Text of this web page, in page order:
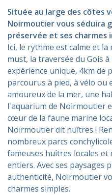
Située au large des côtes
Noirmoutier vous séduira
préservée et ses charmes
Ici, le rythme est calme et
must, la traversée du Gois
expérience unique, 4km de
parcourus à pied, à vélo ou
amoureux de la mer, une
l'aquarium de Noirmoutier
cœur de la faune marine
Noirmoutier dit huîtres !
nombreux parcs
fameuses huîtres locales et
entiers. Avec ses paysages
authenticité, Noirmoutier
charmes simples.